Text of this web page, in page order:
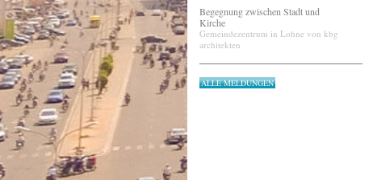
Begegnung zwischen Stadt und
Kirche
Gemeindezentrum in Lohne von kbg
architekten
ALLE MELDUNGEN